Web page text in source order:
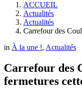
ACCUEIL
Actualités
Actualités
Carrefour des
in À la une !, Actualités
Carrefour des
fermetures